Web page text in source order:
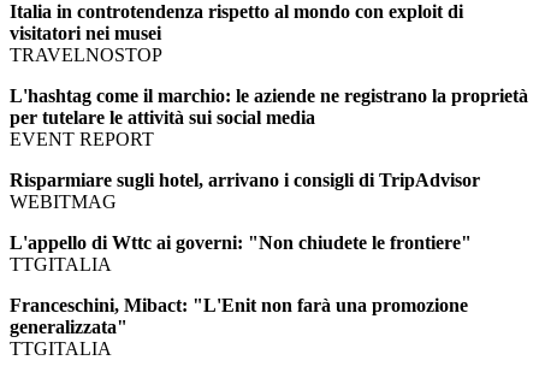
Italia in controtendenza rispetto al mondo con exploit di
visitatori nei musei
TRAVELNOSTOP
L'hashtag come il marchio: le aziende ne registrano la proprietà
per tutelare le attività sui social media
EVENT REPORT
Risparmiare sugli hotel, arrivano i consigli di TripAdvisor
WEBITMAG
L'appello di Wttc ai governi: "Non chiudete le frontiere"
TTGITALIA
Franceschini, Mibact: "L'Enit non farà una promozione
generalizzata"
TTGITALIA